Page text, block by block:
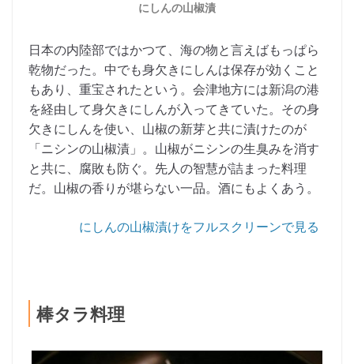
にしんの山椒漬
日本の内陸部ではかつて、海の物と言えばもっぱら
乾物だった。中でも身欠きにしんは保存が効くこと
もあり、重宝されたという。会津地方には新潟の港
を経由して身欠きにしんが入ってきていた。その身
欠きにしんを使い、山椒の新芽と共に漬けたのが
「ニシンの山椒漬」。山椒がニシンの生臭みを消す
と共に、腐敗も防ぐ。先人の智慧が詰まった料理
だ。山椒の香りが堪らない一品。酒にもよくあう。
にしんの山椒漬けをフルスクリーンで見る
棒タラ料理